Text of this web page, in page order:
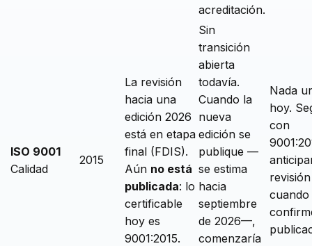
acreditación.
ISO 9001
Calidad
2015
La revisión
hacia una
edición 2026
está en etapa
final (FDIS).
Aún no está
publicada: lo
certificable
hoy es
9001:2015.
Sin
transición
abierta
todavía.
Cuando la
nueva
edición se
publique —
se estima
hacia
septiembre
de 2026—,
comenzaría
Nada
hoy.
con
revisión
cuando